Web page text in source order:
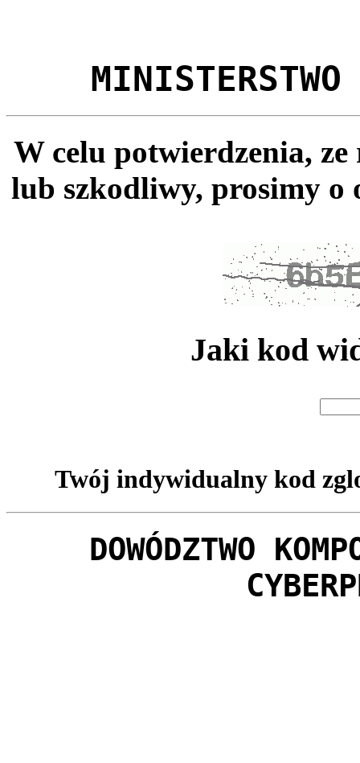
MINISTERSTWO
W celu potwierdzenia,
lub szkodliwy, prosimy o
Jaki kod
Twój indywidualny kod
DOWÓDZTWO